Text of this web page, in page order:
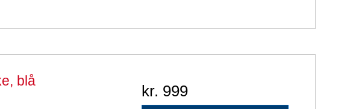
blå
kr. 999